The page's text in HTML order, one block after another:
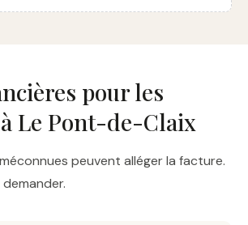
pour les
Le Pont-de-Claix
peuvent alléger la facture.